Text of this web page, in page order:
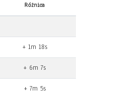
Różnica
+ 1m 18s
+ 6m 7s
+ 7m 5s